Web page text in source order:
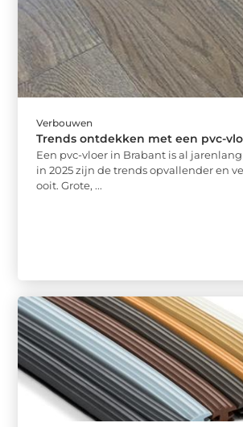
Verbouwen
Trends ontdekken met een pvc-
Een pvc-vloer in Brabant is al
in 2025 zijn de trends opvallender en
ooit. Grote, ...